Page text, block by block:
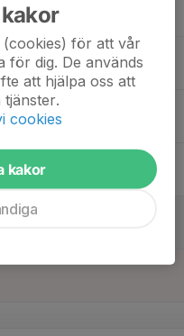
för att vår
för dig. De används
att hjälpa oss att
cookies
kakor